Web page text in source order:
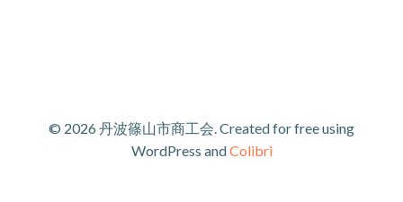
© 2026 丹波篠山市商工会. Created for free using
WordPress andColibri